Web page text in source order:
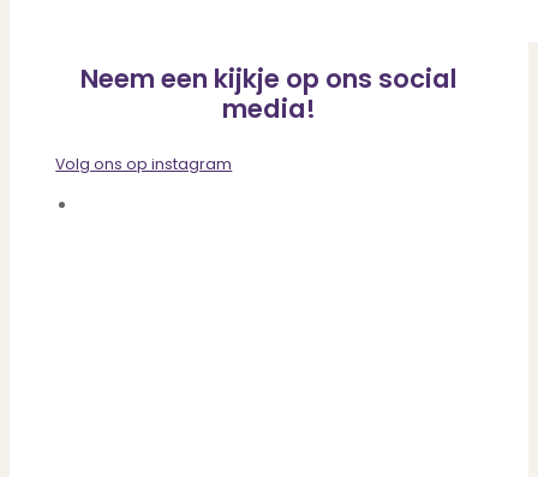
Neem een kijkje op ons social
media!
Volg ons op instagram